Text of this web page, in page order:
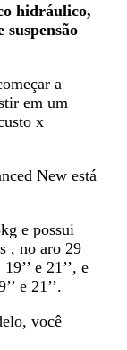
hidráulico,
suspensão
a
em um
x
New está
e possui
, no aro 29
e 21’’, e
e 21’’.
você